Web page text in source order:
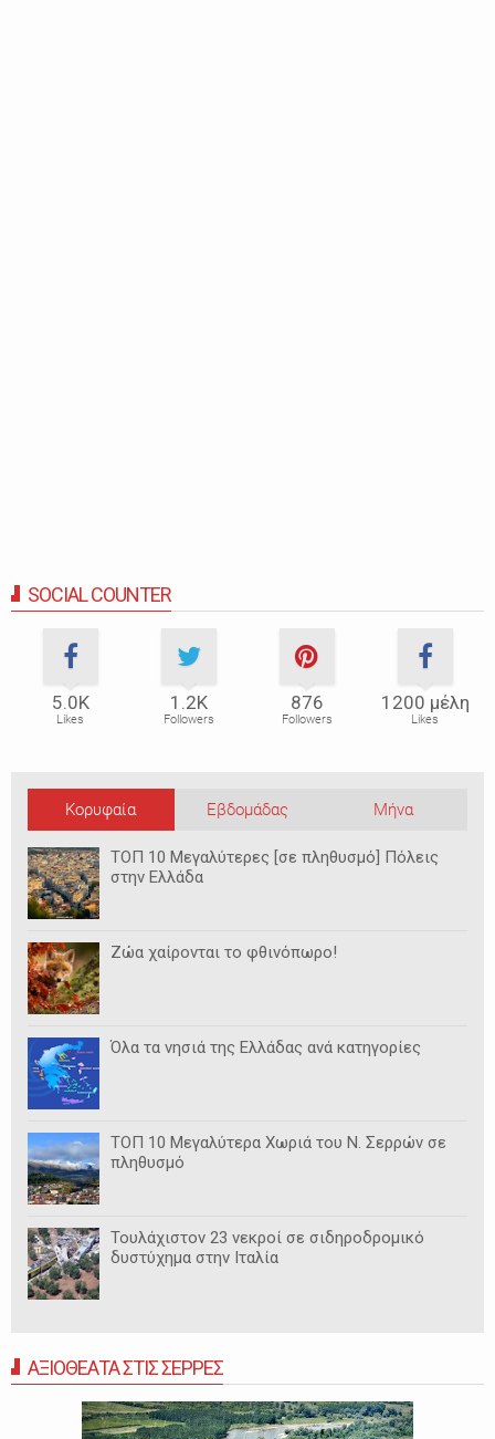
SOCIAL COUNTER
5.0Κ
Likes
1.2Κ
Followers
876
Followers
1200 μέλη
Likes
Κορυφαία Εβδομάδας Μήνα
ΤΟΠ 10 Μεγαλύτερες [σε πληθυσμό] Πόλεις
στην Ελλάδα
Ζώα χαίρονται το φθινόπωρο!
Όλα τα νησιά της Ελλάδας ανά κατηγορίες
ΤΟΠ 10 Μεγαλύτερα Χωριά του Ν. Σερρών σε
πληθυσμό
Τουλάχιστον 23 νεκροί σε σιδηροδρομικό
δυστύχημα στην Ιταλία
ΑΞΙΟΘΕΑΤΑ ΣΤΙΣ ΣΕΡΡΕΣ